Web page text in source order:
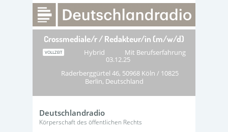
Crossmediale/r / Redakteur/in (m/w/d)
VOLLZEIT Hybrid Mit Berufserfahrung
03.12.25
Raderberggürtel 46, 50968 Köln / 10825
Berlin, Deutschland
Deutschlandradio
Körperschaft des öffentlichen Rechts